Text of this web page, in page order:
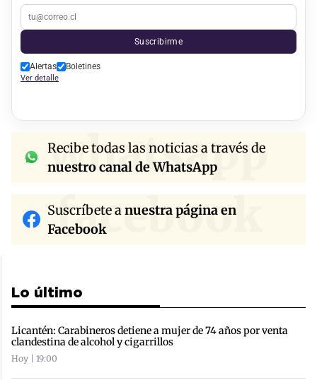
Suscribirme
Alertas Boletines
Ver detalle
whatsapp
Recibe todas las noticias a través de
nuestro canal de WhatsApp
facebook
Suscríbete a nuestra página en
Facebook
Lo último
Licantén: Carabineros detiene a mujer de 74 años por venta
clandestina de alcohol y cigarrillos
Hoy | 19:00